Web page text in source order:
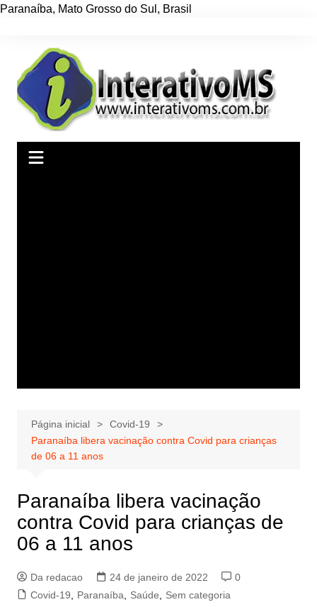
Paranaíba, Mato Grosso do Sul , Brasil
conteúdo
Página inicial
Covid-19
Paranaíba libera vacinação contra Covid para crianças
de 06 a 11 anos
Paranaíba libera vacinação
contra Covid para crianças de
06 a 11 anos
Da redacao 24 de janeiro de 2022
0
Covid-19
Paranaíba Saúde Sem categoria